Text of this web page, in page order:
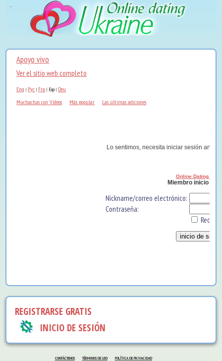
Apoyo vivo
Ver el sitio web completo
Eng | Рус | Fra | Esp| Deu
Muchachas con Vídeos
Más popular Las últimas adiciones
Lo sentimos, necesita iniciar sesión antes
Online Dating
Miembro inicio de
Nickname/correo electrónico:
Contraseña:
REGISTRARSE GRATIS
INICIO DE SESIÓN
CONTÁCTENOS TÉRMINOS DE USO POLÍTICA DE PRIVACIDAD